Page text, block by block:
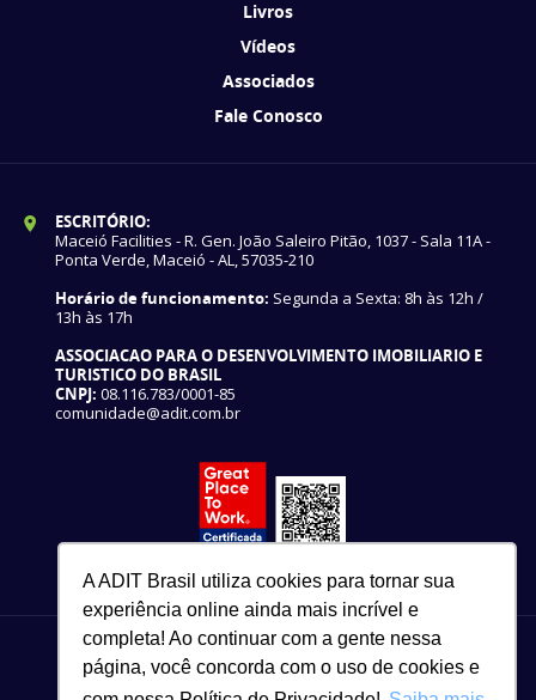
A ADIT Brasil utiliza cookies para tornar sua
experiência online ainda mais incrível e
completa! Ao continuar com a gente nessa
página, você concorda com o uso de cookies e
Livros
Vídeos
Associados
Fale Conosco
ESCRITÓRIO:
Maceió Facilities - R. Gen. João Saleiro Pitão, 1037 - Sala 11A -
Ponta Verde, Maceió - AL, 57035-210
Horário de funcionamento: Segunda a Sexta: 8h às 12h /
13h às 17h
ASSOCIACAO PARA O DESENVOLVIMENTO IMOBILIARIO E
TURISTICO DO BRASIL
CNPJ: 08.116.783/0001-85
comunidade@adit.com.br